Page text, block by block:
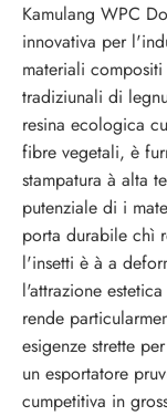
Kamulang WPC
innovativa per
materiali
tradiziunali di
resina ecologica
fibre vegetali, è
stampatura à alta
putenziale di i
porta durabile chì
l'insetti è à a
l'attrazione
rende
esigenze strette
un esportatore
cumpetitiva in